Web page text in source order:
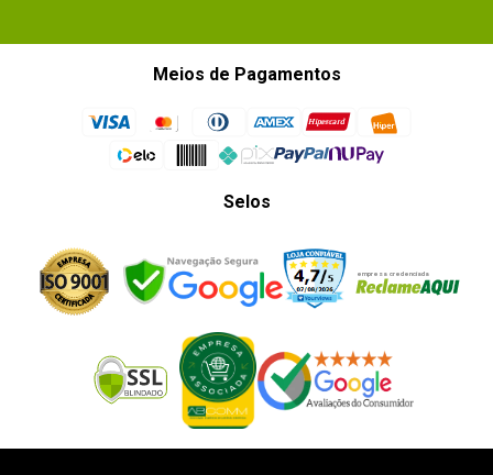
Meios de Pagamentos
Selos